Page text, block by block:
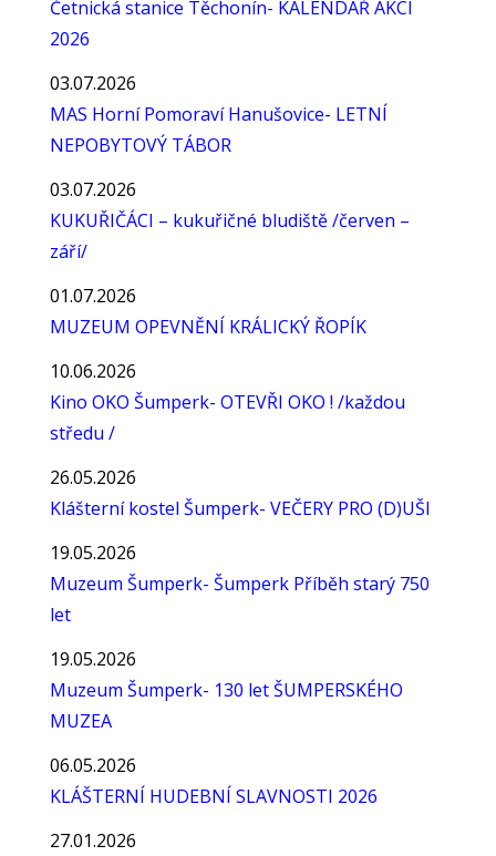
Četnická stanice Těchonín- KALENDÁŘ AKCÍ
2026
03.07.2026
MAS Horní Pomoraví Hanušovice- LETNÍ
NEPOBYTOVÝ TÁBOR
03.07.2026
KUKUŘIČÁCI – kukuřičné bludiště /červen –
září/
01.07.2026
MUZEUM OPEVNĚNÍ KRÁLICKÝ ŘOPÍK
10.06.2026
Kino OKO Šumperk- OTEVŘI OKO ! /každou
středu /
26.05.2026
Klášterní kostel Šumperk- VEČERY PRO (D)UŠI
19.05.2026
Muzeum Šumperk- Šumperk Příběh starý 750
let
19.05.2026
Muzeum Šumperk- 130 let ŠUMPERSKÉHO
MUZEA
06.05.2026
KLÁŠTERNÍ HUDEBNÍ SLAVNOSTI 2026
27.01.2026